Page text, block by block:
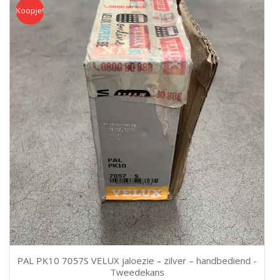
Koopje
Koopje!
PAL PK10 7057S VELUX jaloezie – zilver – handbediend -
Tweedekans